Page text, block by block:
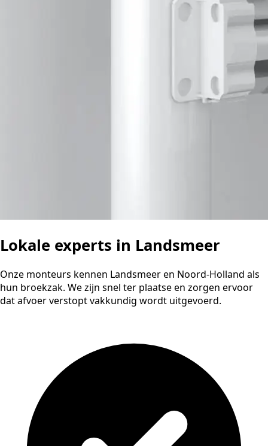
Lokale experts in Landsmeer
Onze monteurs kennen Landsmeer en Noord-Holland als
hun broekzak. We zijn snel ter plaatse en zorgen ervoor
dat afvoer verstopt vakkundig wordt uitgevoerd.